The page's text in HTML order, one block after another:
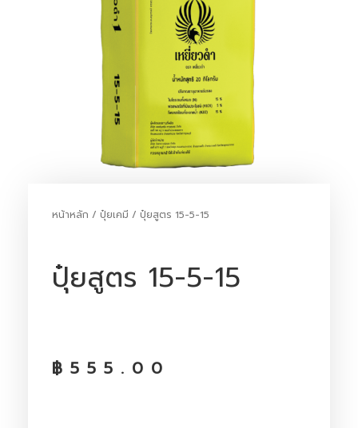
หน้าหลัก / ปุ๋ยเคมี / ปุ๋ยสูตร 15-5-15
ปุ๋ยสูตร 15-5-15
฿ 555.00